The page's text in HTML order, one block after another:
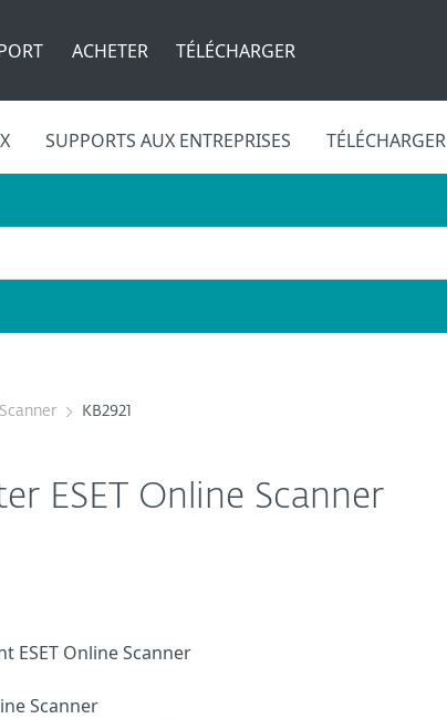
ACHETER TÉLÉCHARGER
SUPPORTS AUX ENTREPRISES TÉLÉCHARGER
KB2921
ESET Online Scanner
ESET Online Scanner
Scanner